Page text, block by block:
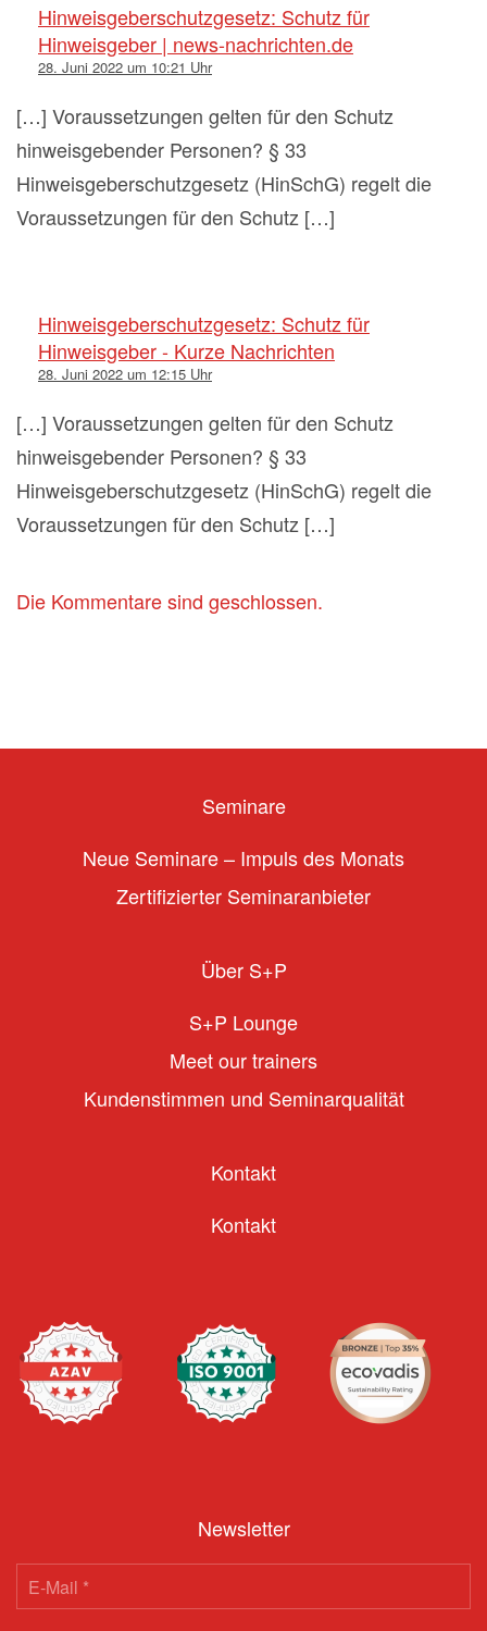
Hinweisgeberschutzgesetz: Schutz für
Hinweisgeber | news-nachrichten.de
28. Juni 2022 um 10:21 Uhr
[…] Voraussetzungen gelten für den Schutz
hinweisgebender Personen? § 33
Hinweisgeberschutzgesetz (HinSchG) regelt die
Voraussetzungen für den Schutz […]
Hinweisgeberschutzgesetz: Schutz für
Hinweisgeber - Kurze Nachrichten
28. Juni 2022 um 12:15 Uhr
[…] Voraussetzungen gelten für den Schutz
hinweisgebender Personen? § 33
Hinweisgeberschutzgesetz (HinSchG) regelt die
Voraussetzungen für den Schutz […]
Die Kommentare sind geschlossen.
Seminare
Neue Seminare – Impuls des Monats
Zertifizierter Seminaranbieter
Über S+P
S+P Lounge
Meet our trainers
Kundenstimmen und Seminarqualität
Kontakt
Kontakt
Newsletter